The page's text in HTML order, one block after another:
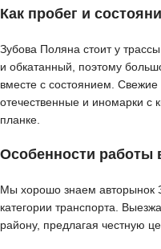
Как пробег и
Зубова Поляна стоит у
и обкатанный, поэтому
вместе с состоянием.
отечественные и иномарки
планке.
Особенности работы
Мы хорошо знаем
категории транспорта.
району, предлагая честную